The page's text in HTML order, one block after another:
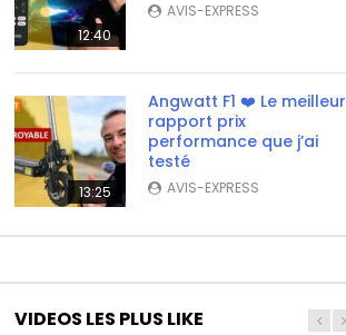
12:40
AVIS-EXPRESS
13:25
Angwatt F1 ❤️ Le meilleur
rapport prix
performance que j’ai
testé
AVIS-EXPRESS
VIDEOS LES PLUS LIKE